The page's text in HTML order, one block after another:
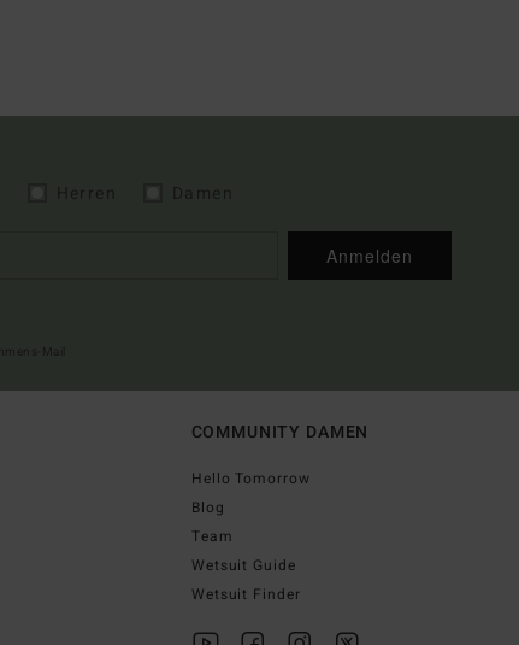
Anmelden
COMMUNITY DAMEN
Hello Tomorrow
Blog
Team
Wetsuit Guide
Wetsuit Finder